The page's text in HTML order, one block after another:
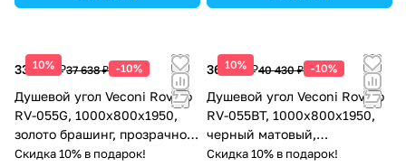
10%
33 874 ₽37 638 ₽ -10%
Душевой угол Veconi Rovigo
RV-055G, 1000х800х1950,
золото брашинг, прозрачное
стекло
Скидка 10% в подарок!
10%
36 387 ₽40 430 ₽ -10%
Душевой угол Veconi Rovigo
RV-055BT, 1000х800х1950,
черный матовый,
тонированное стекло
Скидка 10% в подарок!